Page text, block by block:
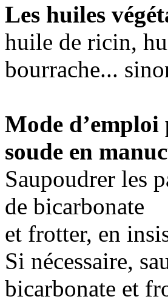
Les huiles
huile de ricin,
bourrache...
Mode
soude en
Saupoudrer les
de bicarbonate
et frotter, en
Si nécessaire,
bicarbonate et